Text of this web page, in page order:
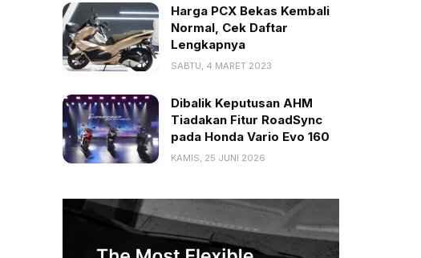
Harga PCX Bekas Kembali
Normal, Cek Daftar
Lengkapnya
SABTU, 4 MARET 2023
Dibalik Keputusan AHM
Tiadakan Fitur RoadSync
pada Honda Vario Evo 160
KAMIS, 25 JUNI 2026